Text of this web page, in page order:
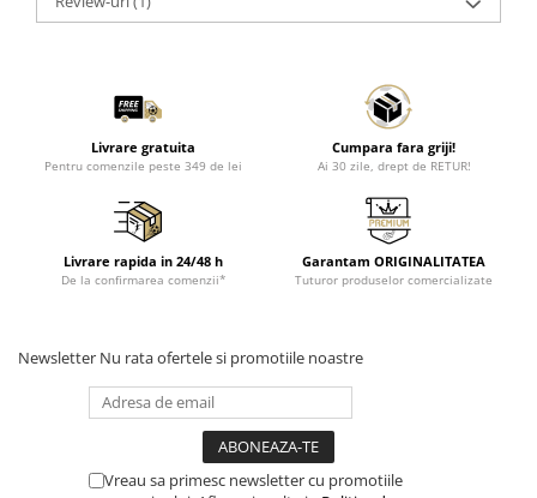
Livrare gratuita
Pentru comenzile peste 349 de lei
Cumpara fara griji!
Ai 30 zile, drept de RETUR!
Livrare rapida in 24/48 h
De la confirmarea comenzii*
Garantam ORIGINALITATEA
Tuturor produselor comercializate
Newsletter Nu rata ofertele si promotiile noastre
Vreau sa primesc newsletter cu promotiile